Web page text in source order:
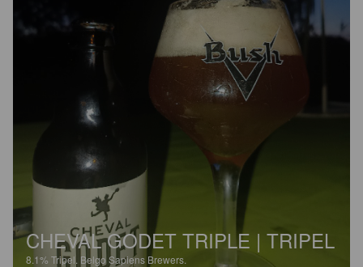
CHEVAL GODET TRIPLE | TRIPEL
8.1% Tripel. Belgo Sapiens Brewers.